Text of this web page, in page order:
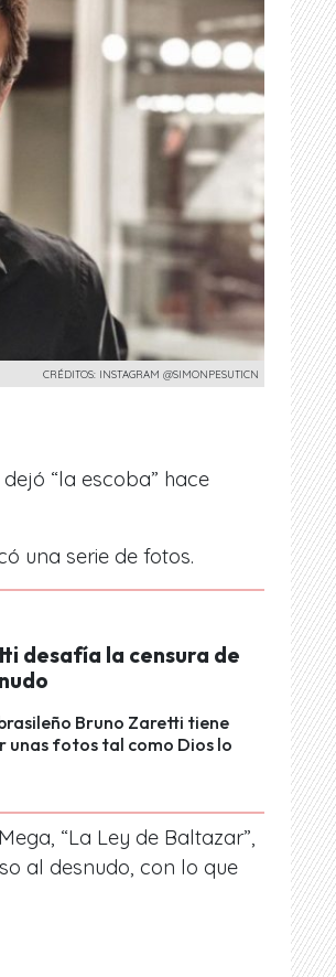
CRÉDITOS: INSTAGRAM @SIMONPESUTICN
, dejó “la escoba” hace
una serie de fotos.
desafía la censura de
Bruno Zaretti tiene
unas fotos tal como Dios lo
“La Ley de Baltazar”
al desnudo, con lo que